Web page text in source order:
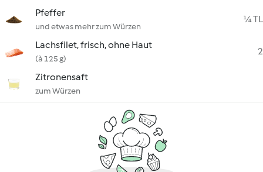
Pfeffer
und etwas mehr zum Würzen
¼ TL
Lachsfilet, frisch, ohne Haut
(à 125 g)
2
Zitronensaft
zum Würzen